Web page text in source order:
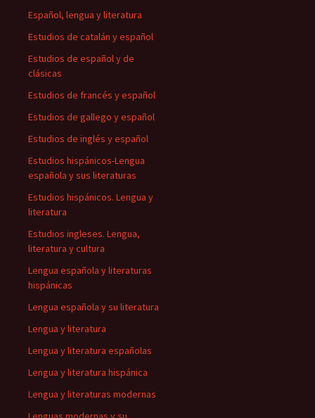
Español, lengua y literatura
Estudios de catalán y español
Estudios de español y de
clásicas
Estudios de francés y español
Estudios de gallego y español
Estudios de inglés y español
Estudios hispánicos-Lengua
española y sus literaturas
Estudios hispánicos. Lengua y
literatura
Estudios ingleses. Lengua,
literatura y cultura
Lengua española y literaturas
hispánicas
Lengua española y su literatura
Lengua y literatura
Lengua y literatura españolas
Lengua y literatura hispánica
Lengua y literaturas modernas